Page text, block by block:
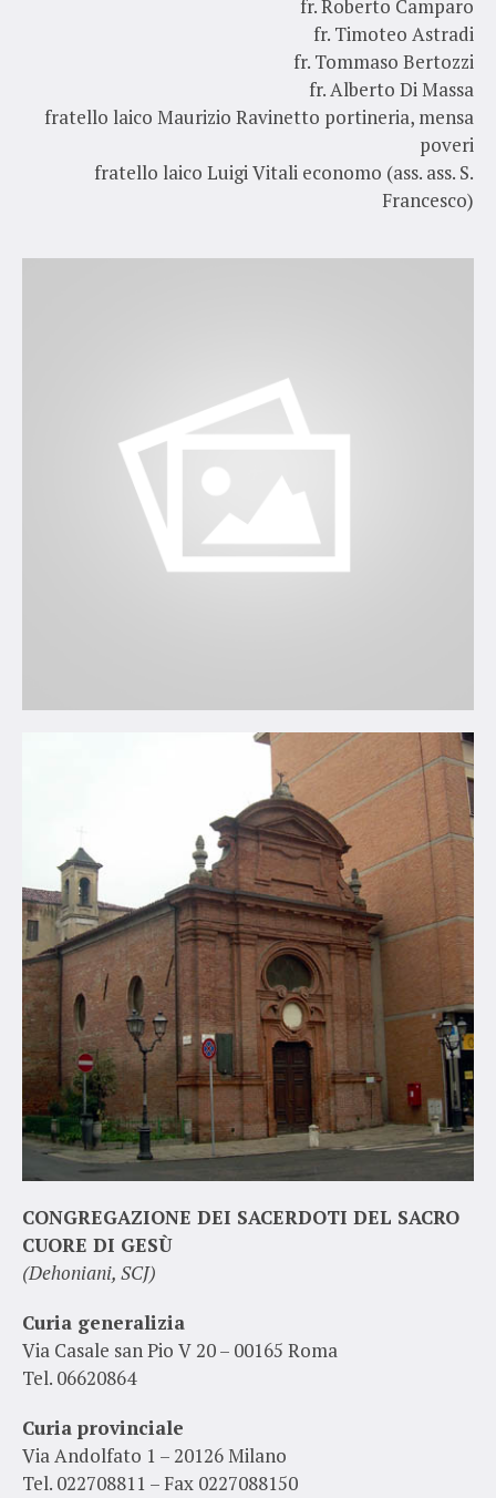
fr. Roberto Camparo
fr. Timoteo Astradi
fr. Tommaso Bertozzi
fr. Alberto Di Massa
fratello laico Maurizio Ravinetto portineria, mensa
poveri
fratello laico Luigi Vitali economo (ass. ass. S.
Francesco)
CONGREGAZIONE DEI SACERDOTI DEL SACRO
CUORE DI GESÙ
(Dehoniani, SCJ)
Curia generalizia
Via Casale san Pio V 20 – 00165 Roma
Tel. 06620864
Curia provinciale
Via Andolfato 1 – 20126 Milano
Tel. 022708811 – Fax 0227088150